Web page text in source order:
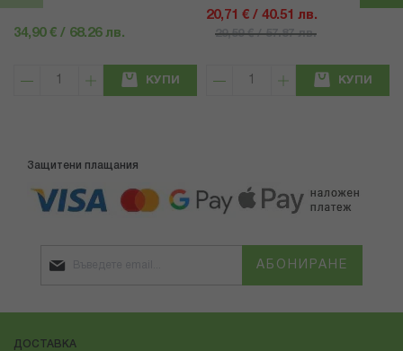
34,90 € / 68.26 лв.
КУПИ
20,71 € / 40.51 лв.
29,59 € / 57.87 лв.
КУПИ
Защитени плащания
АБОНИРАНЕ
ДОСТАВКА